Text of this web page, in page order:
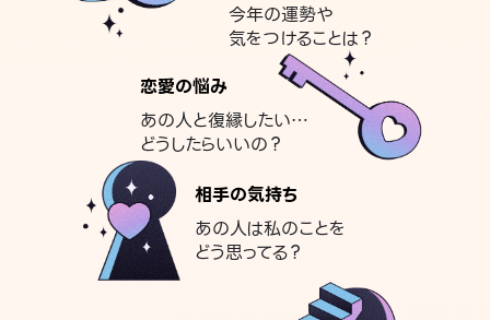
今年の運勢や
気をつけることは？
恋愛の悩み
あの人と復縁したい…
どうしたらいいの？
相手の気持ち
あの人は私のことを
どう思ってる？